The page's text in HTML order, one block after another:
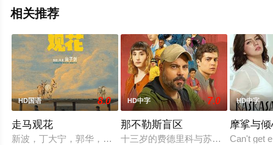
相关推荐
HD国语 8.0
走马观花
新波，丁大宁，郭华，程一木他们毕业于同一所大学。他们和
HD中字 7.0
那不勒斯盲区
十三岁的费德里科与苏西，是那不勒
HD中字
摩挲与
Can't get